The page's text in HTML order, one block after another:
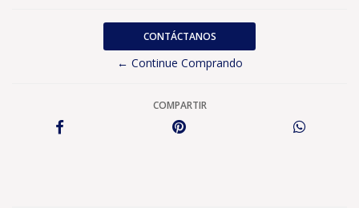
CONTÁCTANOS
← Continue Comprando
COMPARTIR